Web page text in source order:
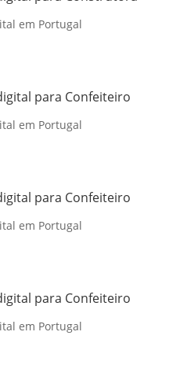
em Portugal
para Confeiteiro
em Portugal
para Confeiteiro
em Portugal
para Confeiteiro
em Portugal